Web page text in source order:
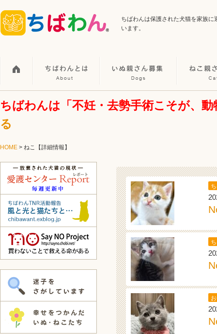
ちばわんは保護された犬猫を家族
います。
ちばわんは「不妊・去勢手術こそが、
る
HOME > ねこ【詳細情報】